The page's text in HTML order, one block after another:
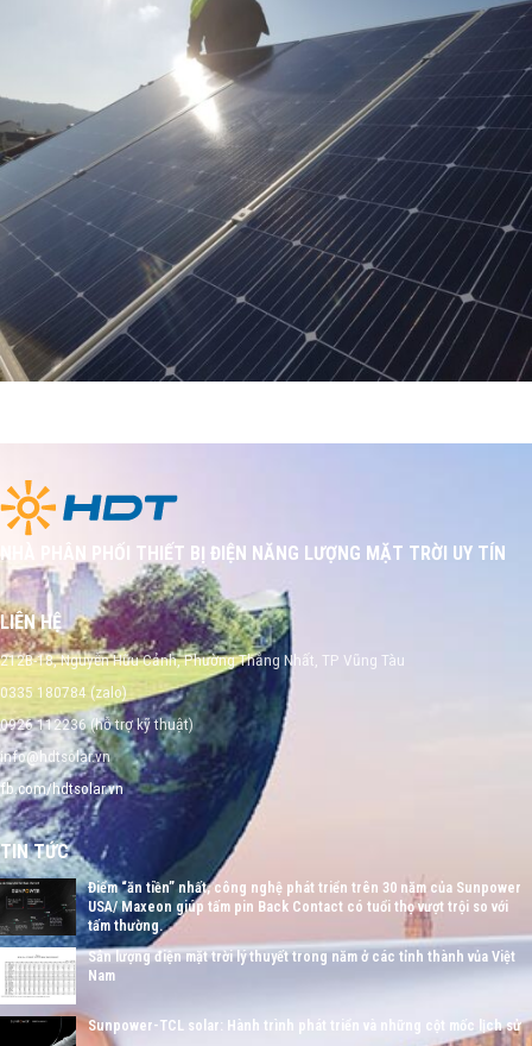
NHÀ PHÂN PHỐI THIẾT BỊ ĐIỆN NĂNG LƯỢNG MẶT TRỜI UY TÍN
LIÊN HỆ
212B-18, Nguyễn Hữu Cảnh, Phường Thắng Nhất, TP Vũng Tàu
0335 180784 (zalo)
0926 112236 (hỗ trợ kỹ thuật)
info@hdtsolar.vn
fb.com/hdtsolar.vn
TIN TỨC
Điểm “ăn tiền” nhất, công nghệ phát triển trên 30 năm của Sunpower
USA/ Maxeon giúp tấm pin Back Contact có tuổi thọ vượt trội so với
tấm thường.
Sản lượng điện mặt trời lý thuyết trong năm ở các tỉnh thành vủa Việt
Nam
Sunpower-TCL solar: Hành trình phát triển và những cột mốc lịch sử